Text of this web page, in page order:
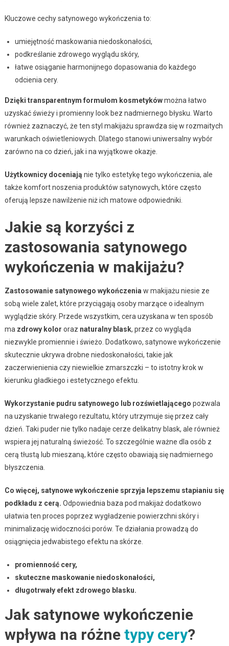
Kluczowe cechy satynowego wykończenia to:
umiejętność maskowania niedoskonałości,
podkreślanie zdrowego wyglądu skóry,
łatwe osiąganie harmonijnego dopasowania do każdego
odcienia cery.
Dzięki transparentnym formułom kosmetykówmożna łatwo
uzyskać świeży i promienny look bez nadmiernego błysku. Warto
również zaznaczyć, że ten styl makijażu sprawdza się w rozmaitych
warunkach oświetleniowych. Dlatego stanowi uniwersalny wybór
zarówno na co dzień, jak i na wyjątkowe okazje.
Użytkownicy doceniają nie tylko estetykę tego wykończenia, ale
także komfort noszenia produktów satynowych, które często
oferują lepsze nawilżenie niż ich matowe odpowiedniki.
Jakie są korzyści z
zastosowania satynowego
wykończenia w makijażu?
Zastosowanie satynowego wykończenia w makijażu niesie ze
sobą wiele zalet, które przyciągają osoby marzące o idealnym
wyglądzie skóry. Przede wszystkim, cera uzyskana w ten sposób
ma zdrowy kolor oraz naturalny blask, przez co wygląda
niezwykle promiennie i świeżo. Dodatkowo, satynowe wykończenie
skutecznie ukrywa drobne niedoskonałości, takie jak
zaczerwienienia czy niewielkie zmarszczki – to istotny krok w
kierunku gładkiego i estetycznego efektu.
Wykorzystanie pudru satynowego lub rozświetlającego pozwala
na uzyskanie trwałego rezultatu, który utrzymuje się przez cały
dzień. Taki puder nie tylko nadaje cerze delikatny blask, ale również
wspiera jej naturalną świeżość. To szczególnie ważne dla osób z
cerą tłustą lub mieszaną, które często obawiają się nadmiernego
błyszczenia.
Co więcej, satynowe wykończenie sprzyja lepszemu stapianiu się
podkładu z cerą. Odpowiednia baza pod makijaż dodatkowo
ułatwia ten proces poprzez wygładzenie powierzchni skóry i
minimalizację widoczności porów. Te działania prowadzą do
osiągnięcia jedwabistego efektu na skórze.
promienność cery,
skuteczne maskowanie niedoskonałości,
długotrwały efekt zdrowego blasku.
Jak satynowe wykończenie
wpływa na różne typy cery?